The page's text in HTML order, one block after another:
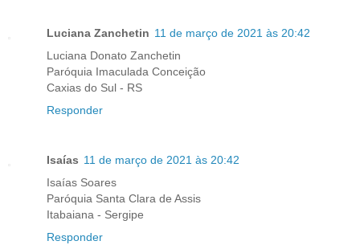
Luciana Zanchetin 11 de março de 2021 às 20:42
Luciana Donato Zanchetin
Paróquia Imaculada Conceição
Caxias do Sul - RS
Responder
Isaías 11 de março de 2021 às 20:42
Isaías Soares
Paróquia Santa Clara de Assis
Itabaiana - Sergipe
Responder